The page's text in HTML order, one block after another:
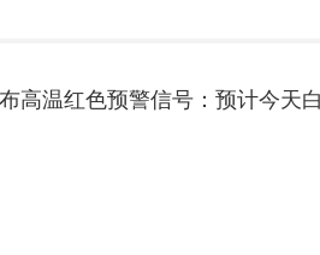
高温红色预警信号：预计今